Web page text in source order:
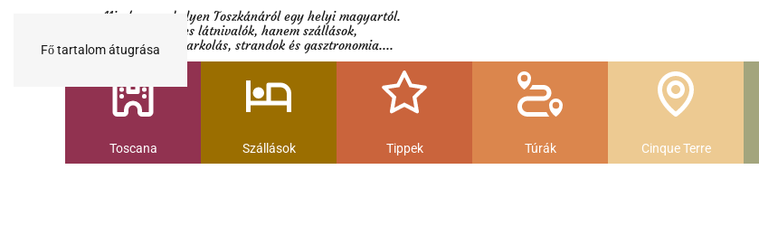
Fő tartalom átugrása
Minden egy helyen Toszkánáról egy helyi magyartól.
Nemcsak a híres látnivalók, hanem szállások,
múzeumok és parkolás, strandok és gasztronomia....
Toscana Szállások Tippek Túrák Cinque Terre